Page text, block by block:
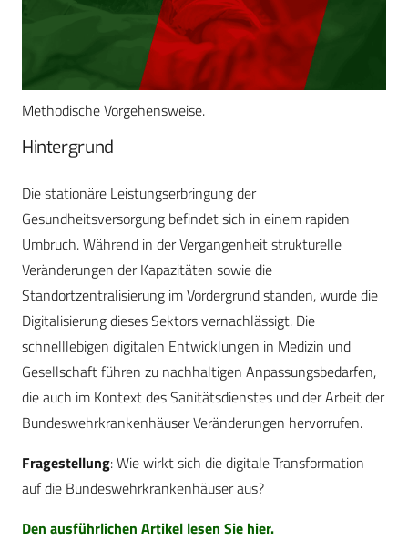
Methodische Vorgehensweise.
Hintergrund
Die stationäre Leistungserbringung der
Gesundheitsversorgung befindet sich in einem rapiden
Umbruch. Während in der Vergangenheit strukturelle
Veränderungen der Kapazitäten sowie die
Standortzentralisierung im Vordergrund standen, wurde die
Digitalisierung dieses Sektors vernachlässigt. Die
schnelllebigen digitalen Entwicklungen in Medizin und
Gesellschaft führen zu nachhaltigen Anpassungsbedarfen,
die auch im Kontext des Sanitätsdienstes und der Arbeit der
Bundeswehrkrankenhäuser Veränderungen hervorrufen.
Fragestellung: Wie wirkt sich die digitale Transformation
auf die Bundeswehrkrankenhäuser aus?
Den ausführlichen Artikel lesen Sie hier.